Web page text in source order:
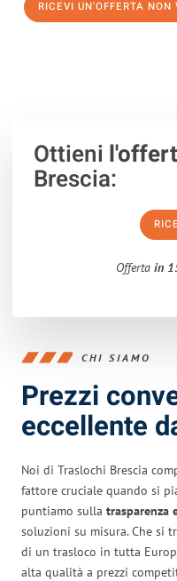
RICEVI UN'OFFERTA
Ottieni
Brescia:
Offerta in
CHI SIAMO
Prezzi
eccellente
Noi di Traslochi Brescia
fattore cruciale quando si
puntiamo sulla trasparenza
soluzioni su misura. Che si
di un trasloco in tutta
alta qualità a prezzi